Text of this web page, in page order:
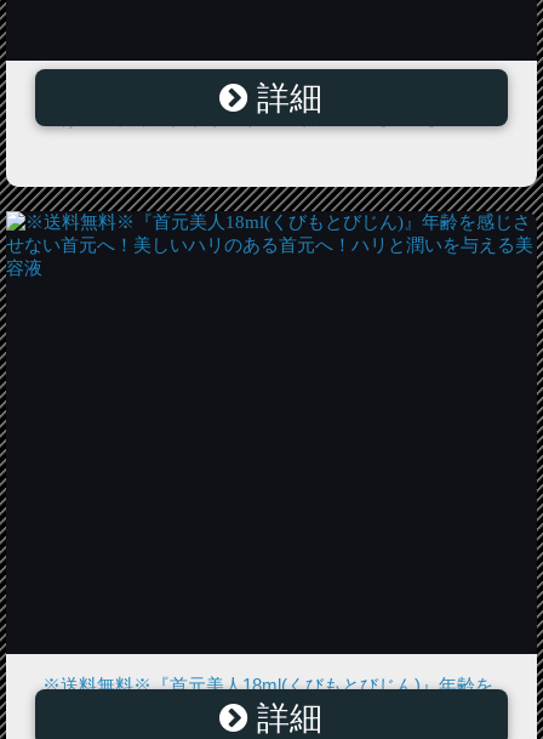
※3個で送料無料※『アイエイチ アイラッシュ革命』 ま
つげコーティングトリートメントジェル【RCP】
詳細
※送料無料※『首元美人18ml(くびもとびじん)』年齢を
感じさせない首元へ！美しいハリのある首元へ！ハリと
詳細